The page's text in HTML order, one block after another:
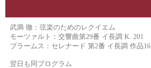
武満 徹：弦楽のためのレクイエム
モーツァルト：交響曲第29番 イ長調 K. 201
ブラームス：セレナード 第2番 イ長調 作品16
翌日も同プログラム